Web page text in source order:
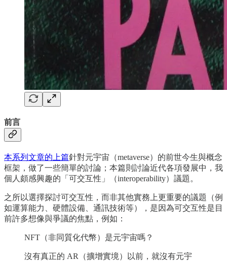
前言
本系列文章的上篇針對元宇宙（metaverse）的前世今生與概念
框架，做了一些簡單的討論；本篇則討論近代各項發展中，我
個人頗感興趣的「可交互性」（interoperability）議題。
之所以選擇探討可交互性，而非其他實務上更重要的議題（例
如運算能力、硬體設備、通訊技術等），是因為可交互性是目
前許多想像與爭議的焦點，例如：
NFT（非同質化代幣）是元宇宙嗎？
沒有真正的 AR（擴增實境）以前，就沒有元宇